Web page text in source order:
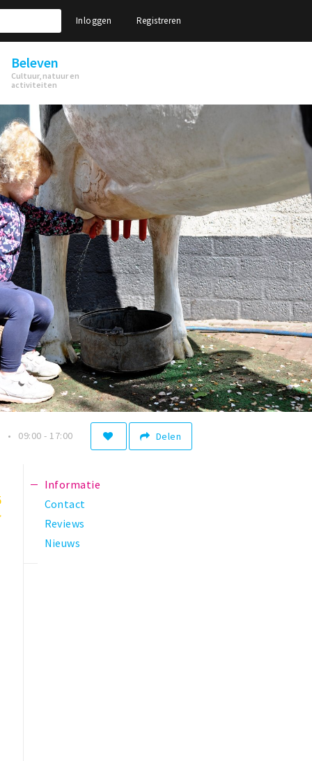
Inloggen Registreren
Beleven
Cultuur, natuur en
activiteiten
Delen
09:00 - 17:00
Informatie
Contact
Reviews
Nieuws